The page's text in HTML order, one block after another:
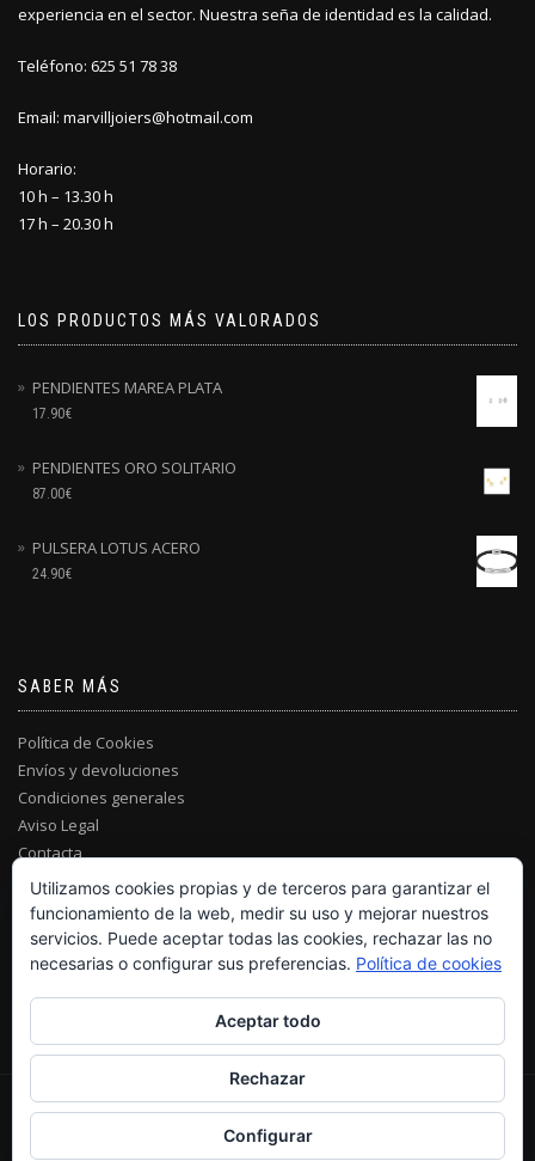
experiencia en el sector. Nuestra seña de identidad es la calidad.
Teléfono: 625 51 78 38
Email: marvilljoiers@hotmail.com
Horario:
10 h – 13.30 h
17 h – 20.30 h
LOS PRODUCTOS MÁS VALORADOS
PENDIENTES MAREA PLATA
17.90€
PENDIENTES ORO SOLITARIO
87.00€
PULSERA LOTUS ACERO
24.90€
SABER MÁS
Política de Cookies
Envíos y devoluciones
Condiciones generales
Aviso Legal
Contacta
© MARVILL JOIERS 2021
Utilizamos cookies propias y de terceros para garantizar el
funcionamiento de la web, medir su uso y mejorar nuestros
servicios. Puede aceptar todas las cookies, rechazar las no
necesarias o configurar sus preferencias. Política de cookies
Aceptar todo
Rechazar
Configurar